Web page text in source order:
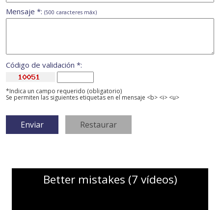
Mensaje *: (500 caracteres máx)
Código de validación *:
*Indica un campo requerido (obligatorio)
Se permiten las siguientes etiquetas en el mensaje <b> <i> <u>
Better mistakes (7 vídeos)